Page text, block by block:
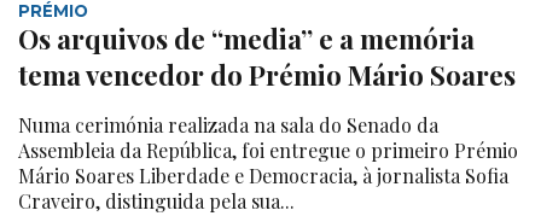
PRÉMIO
Os arquivos de “media” e a memória
tema vencedor do Prémio Mário Soares
Numa cerimónia realizada na sala do Senado da
Assembleia da República, foi entregue o primeiro Prémio
Mário Soares Liberdade e Democracia, à jornalista Sofia
Craveiro, distinguida pela sua...